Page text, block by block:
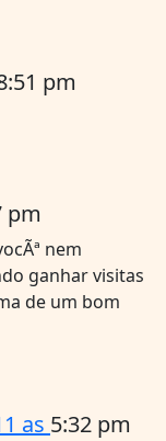
pm
pm
nem
ganhar visitas
de um bom
as 5:32 pm